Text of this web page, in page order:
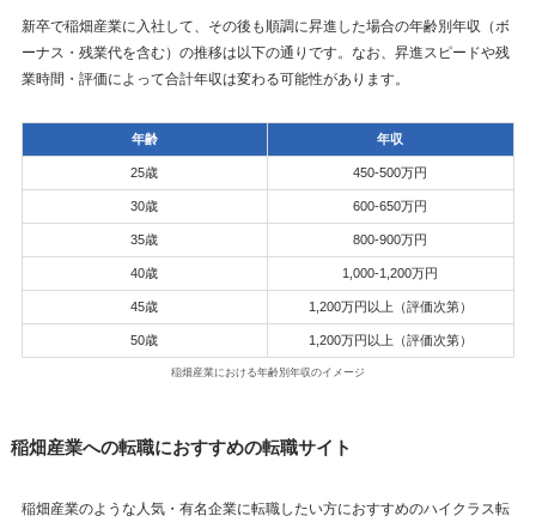
新卒で稲畑産業に入社して、その後も順調に昇進した場合の年齢別年収（ボ
ーナス・残業代を含む）の推移は以下の通りです。なお、昇進スピードや残
業時間・評価によって合計年収は変わる可能性があります。
年齢 年収
25歳 450-500万円
30歳 600-650万円
35歳 800-900万円
40歳 1,000-1,200万円
45歳 1,200万円以上（評価次第）
50歳 1,200万円以上（評価次第）
稲畑産業における年齢別年収のイメージ
稲畑産業への転職におすすめの転職サイト
稲畑産業のような人気・有名企業に転職したい方におすすめのハイクラス転